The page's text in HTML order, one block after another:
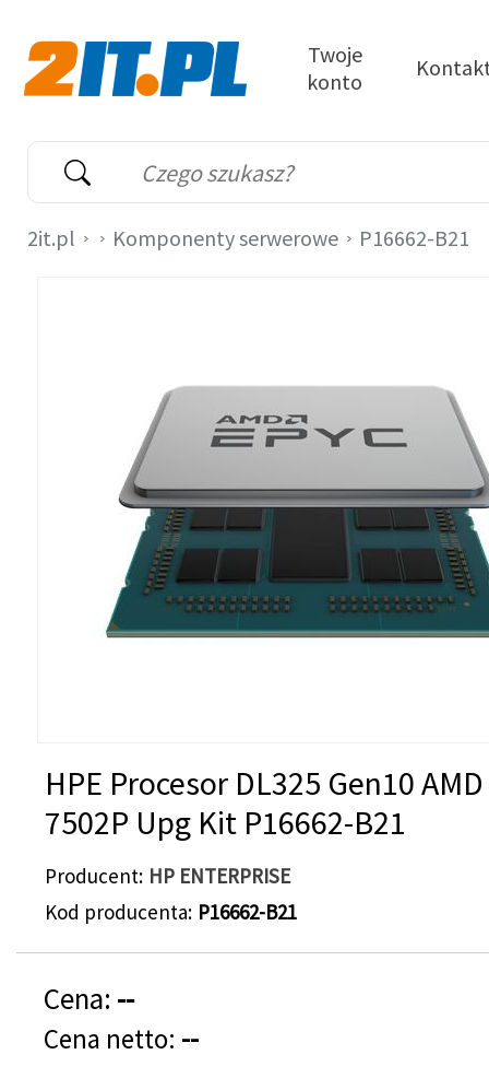
Wyszukiwarka
Słowo kluczowe
Twoje
konto
2it.pl Komponenty serwerowe P16662-B21
HPE Procesor DL325 Gen10 AMD
7502P Upg Kit P16662-B21
Producent HP ENTERPRISE
Kod producenta P16662-B21
Cena: --
Cena netto: --